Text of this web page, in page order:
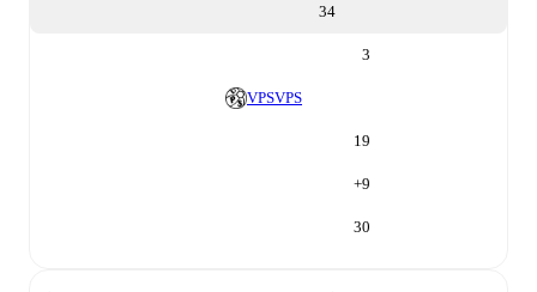
34
3
VPSVPS
19
+9
30